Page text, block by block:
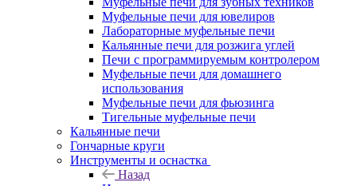
Муфельные печи для ювелиров
Лабораторные муфельные печи
Кальянные печи для розжига углей
Печи с программируемым контролером
Муфельные печи для домашнего
использования
Муфельные печи для фьюзинга
Тигельные муфельные печи
Кальянные печи
Гончарные круги
Инструменты и оснастка
Назад